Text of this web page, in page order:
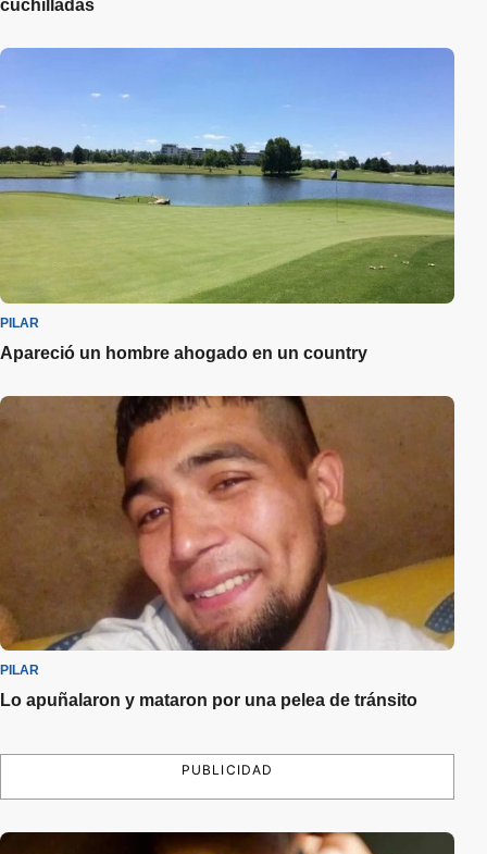
cuchilladas
PILAR
Apareció un hombre ahogado en un country
PILAR
Lo apuñalaron y mataron por una pelea de tránsito
PUBLICIDAD